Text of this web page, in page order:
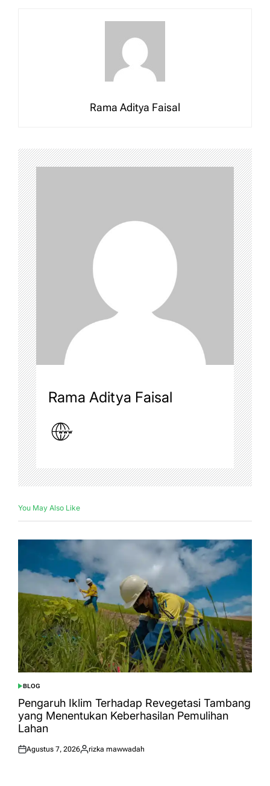
Rama Aditya Faisal
Rama Aditya Faisal
You May Also Like
POSTED
IN
BLOG
Pengaruh Iklim Terhadap Revegetasi Tambang
yang Menentukan Keberhasilan Pemulihan
Lahan
Posted
Agustus 7, 2026
Posted
rizka mawwadah